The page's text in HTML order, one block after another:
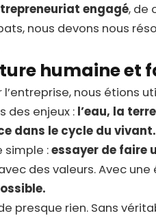
engagé, de
nous devons nous
humaine et
nous étions
des enjeux : l’eau, la
dans le cycle du vivant.
simple :essayer de faire
des valeurs. Avec une
presque rien. Sans